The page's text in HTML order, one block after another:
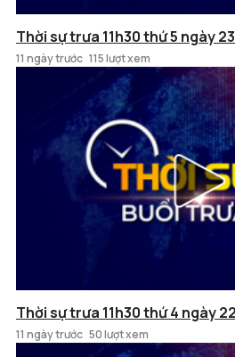
Thời sự trưa 11h30 thứ 5 ngày
11 ngày trước 115 lượt xem
Thời sự trưa 11h30 thứ 4 ngày
11 ngày trước 50 lượt xem